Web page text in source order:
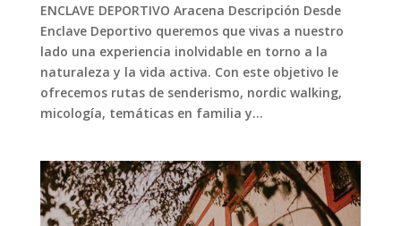
ENCLAVE DEPORTIVO Aracena Descripción Desde
Enclave Deportivo queremos que vivas a nuestro
lado una experiencia inolvidable en torno a la
naturaleza y la vida activa. Con este objetivo le
ofrecemos rutas de senderismo, nordic walking,
micología, temáticas en familia y...